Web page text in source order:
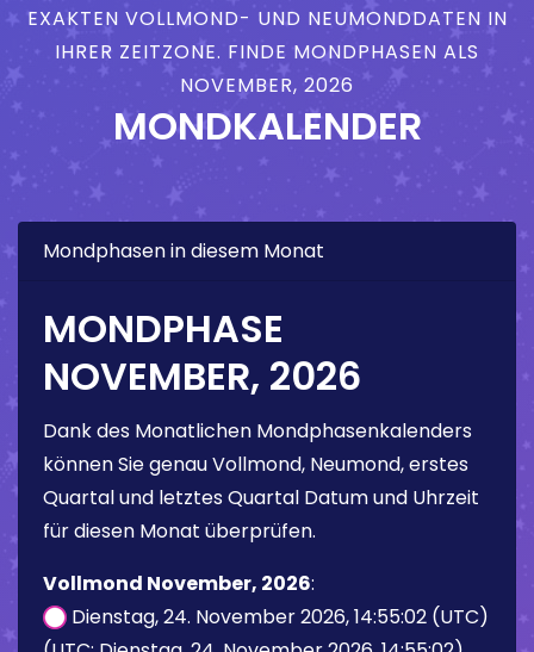
EXAKTEN VOLLMOND- UND NEUMONDDATEN IN
IHRER ZEITZONE. FINDE MONDPHASEN ALS
NOVEMBER, 2026
MONDKALENDER
Mondphasen in diesem Monat
MONDPHASE
NOVEMBER, 2026
Dank des Monatlichen Mondphasenkalenders
können Sie genau Vollmond, Neumond, erstes
Quartal und letztes Quartal Datum und Uhrzeit
für diesen Monat überprüfen.
Vollmond November, 2026:
Dienstag, 24. November 2026, 14:55:02 (UTC)